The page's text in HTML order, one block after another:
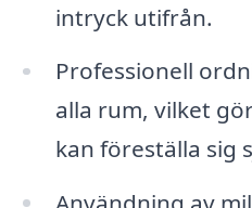
intryck utifrån.
Professionell
alla rum, vilket
kan föreställa sig